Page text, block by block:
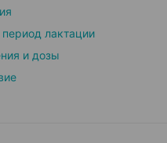
лактации
и дозы